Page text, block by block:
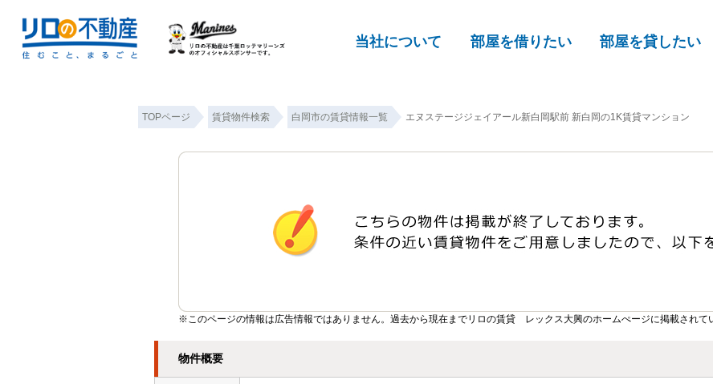
当社について 部屋を借りたい 部屋を貸したい
TOPページ 賃貸物件検索 白岡市の賃貸情報一覧 エヌステージジェイアール新白岡駅前 新白岡の1K賃貸マンション
※このページの情報は広告情報ではありません。過去から現在までリロの賃貸 レックス大興のホームぺージに掲載されて
物件概要